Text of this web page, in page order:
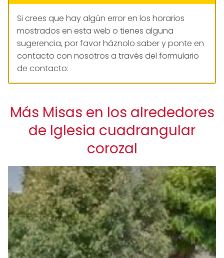
Si crees que hay algún error en los horarios
mostrados en esta web o tienes alguna
sugerencia, por favor háznolo saber y ponte en
contacto con nosotros a través del formulario
de contacto:
Más Misas en los alrededores
de Iglesia cuadrangular
corozal